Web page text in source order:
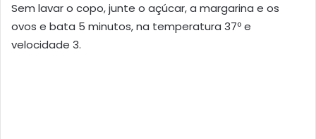
Sem lavar o copo, junte o açúcar, a margarina e os
ovos e bata 5 minutos, na temperatura 37º e
velocidade 3.